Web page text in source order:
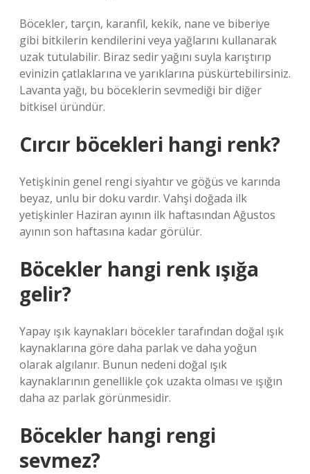
Böcekler, tarçın, karanfil, kekik, nane ve biberiye
gibi bitkilerin kendilerini veya yağlarını kullanarak
uzak tutulabilir. Biraz sedir yağını suyla karıştırıp
evinizin çatlaklarına ve yarıklarına püskürtebilirsiniz.
Lavanta yağı, bu böceklerin sevmediği bir diğer
bitkisel üründür.
Cırcır böcekleri hangi renk?
Yetişkinin genel rengi siyahtır ve göğüs ve karında
beyaz, unlu bir doku vardır. Vahşi doğada ilk
yetişkinler Haziran ayının ilk haftasından Ağustos
ayının son haftasına kadar görülür.
Böcekler hangi renk ışığa
gelir?
Yapay ışık kaynakları böcekler tarafından doğal ışık
kaynaklarına göre daha parlak ve daha yoğun
olarak algılanır. Bunun nedeni doğal ışık
kaynaklarının genellikle çok uzakta olması ve ışığın
daha az parlak görünmesidir.
Böcekler hangi rengi
sevmez?